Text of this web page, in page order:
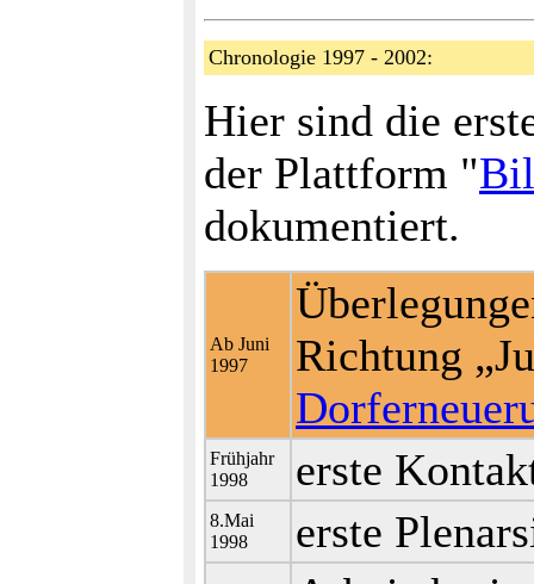
Chronologie 1997 - 2002:
Hier sind die
der Plattform "
dokumentiert.
Ab Juni
1997
Richtung
Frühjahr
1998
erste
8.Mai
1998
erste